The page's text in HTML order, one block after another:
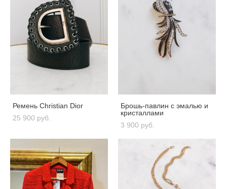
Ремень Christian Dior
25 900 pуб.
Брошь-павлин с эмалью и
кристаллами
3 900 pуб.